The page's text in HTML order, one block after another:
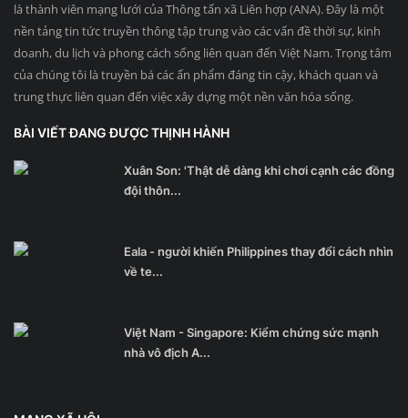
là thành viên mạng lưới của Thông tấn xã Liên hợp (ANA). Đây là một
nền tảng tin tức truyền thông tập trung vào các vấn đề thời sự, kinh
doanh, du lịch và phong cách sống liên quan đến Việt Nam. Trọng tâm
của chúng tôi là truyền bá các ấn phẩm đáng tin cậy, khách quan và
trung thực liên quan đến việc xây dựng một nền văn hóa sống.
BÀI VIẾT ĐANG ĐƯỢC THỊNH HÀNH
Xuân Son: 'Thật dễ dàng khi chơi cạnh các đồng
đội thôn...
Eala - người khiến Philippines thay đổi cách nhìn
về te...
Việt Nam - Singapore: Kiểm chứng sức mạnh
nhà vô địch A...